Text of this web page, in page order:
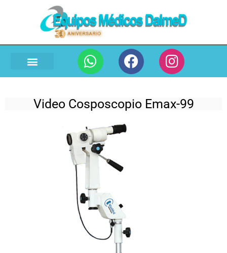
Video Cosposcopio Emax-99